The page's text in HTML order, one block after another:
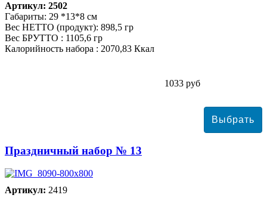
Артикул: 2502
Габариты: 29 *13*8 см
Вес НЕТТО (продукт): 898,5 гр
Вес БРУТТО : 1105,6 гр
Калорийность набора : 2070,83 Ккал
1033 руб
Праздничный набор № 13
Артикул: 2419